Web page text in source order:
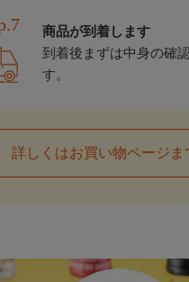
商品が到着します
到着後まずは中身の確
す。
詳しくはお買い物ページま